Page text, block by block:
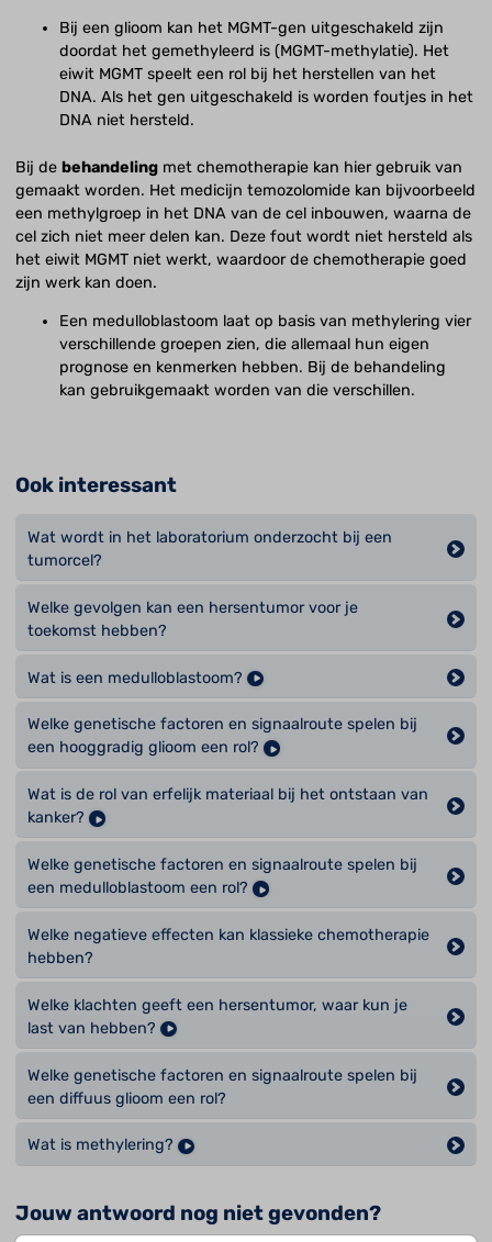
Bij een glioom kan het MGMT-gen uitgeschakeld zijn
doordat het gemethyleerd is (MGMT-methylatie). Het
eiwit MGMT speelt een rol bij het herstellen van het
DNA. Als het gen uitgeschakeld is worden foutjes in het
DNA niet hersteld.
Bij debehandeling met chemotherapie kan hier gebruik van
gemaakt worden. Het medicijn temozolomide kan bijvoorbeeld
een methylgroep in het DNA van de cel inbouwen, waarna de
cel zich niet meer delen kan. Deze fout wordt niet hersteld als
het eiwit MGMT niet werkt, waardoor de chemotherapie goed
zijn werk kan doen.
Een medulloblastoom laat op basis van methylering vier
verschillende groepen zien, die allemaal hun eigen
prognose en kenmerken hebben. Bij de behandeling
kan gebruikgemaakt worden van die verschillen.
Ook interessant
Wat wordt in het laboratorium onderzocht bij een
tumorcel?
Welke gevolgen kan een hersentumor voor je
toekomst hebben?
Wat is een medulloblastoom?
Welke genetische factoren en signaalroute spelen bij
een hooggradig glioom een rol?
Wat is de rol van erfelijk materiaal bij het ontstaan van
kanker?
Welke genetische factoren en signaalroute spelen bij
een medulloblastoom een rol?
Welke negatieve effecten kan klassieke chemotherapie
hebben?
Welke klachten geeft een hersentumor, waar kun je
last van hebben?
Welke genetische factoren en signaalroute spelen bij
een diffuus glioom een rol?
Wat is methylering?
Jouw antwoord nog niet gevonden?